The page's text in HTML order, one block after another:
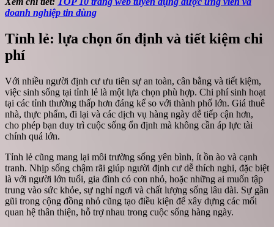
doanh nghiệp tin dùng
Tỉnh lẻ: lựa chọn ổn định và tiết kiệm chi
phí
Với nhiều người định cư ưu tiên sự an toàn, cân bằng và tiết kiệm,
việc sinh sống tại tỉnh lẻ là một lựa chọn phù hợp. Chi phí sinh hoạt
tại các tỉnh thường thấp hơn đáng kể so với thành phố lớn. Giá thuê
nhà, thực phẩm, đi lại và các dịch vụ hàng ngày dễ tiếp cận hơn,
cho phép bạn duy trì cuộc sống ổn định mà không cần áp lực tài
chính quá lớn.
Tỉnh lẻ cũng mang lại môi trường sống yên bình, ít ồn ào và cạnh
tranh. Nhịp sống chậm rãi giúp người định cư dễ thích nghi, đặc biệt
là với người lớn tuổi, gia đình có con nhỏ, hoặc những ai muốn tập
trung vào sức khỏe, sự nghỉ ngơi và chất lượng sống lâu dài. Sự gần
gũi trong cộng đồng nhỏ cũng tạo điều kiện để xây dựng các mối
quan hệ thân thiện, hỗ trợ nhau trong cuộc sống hàng ngày.